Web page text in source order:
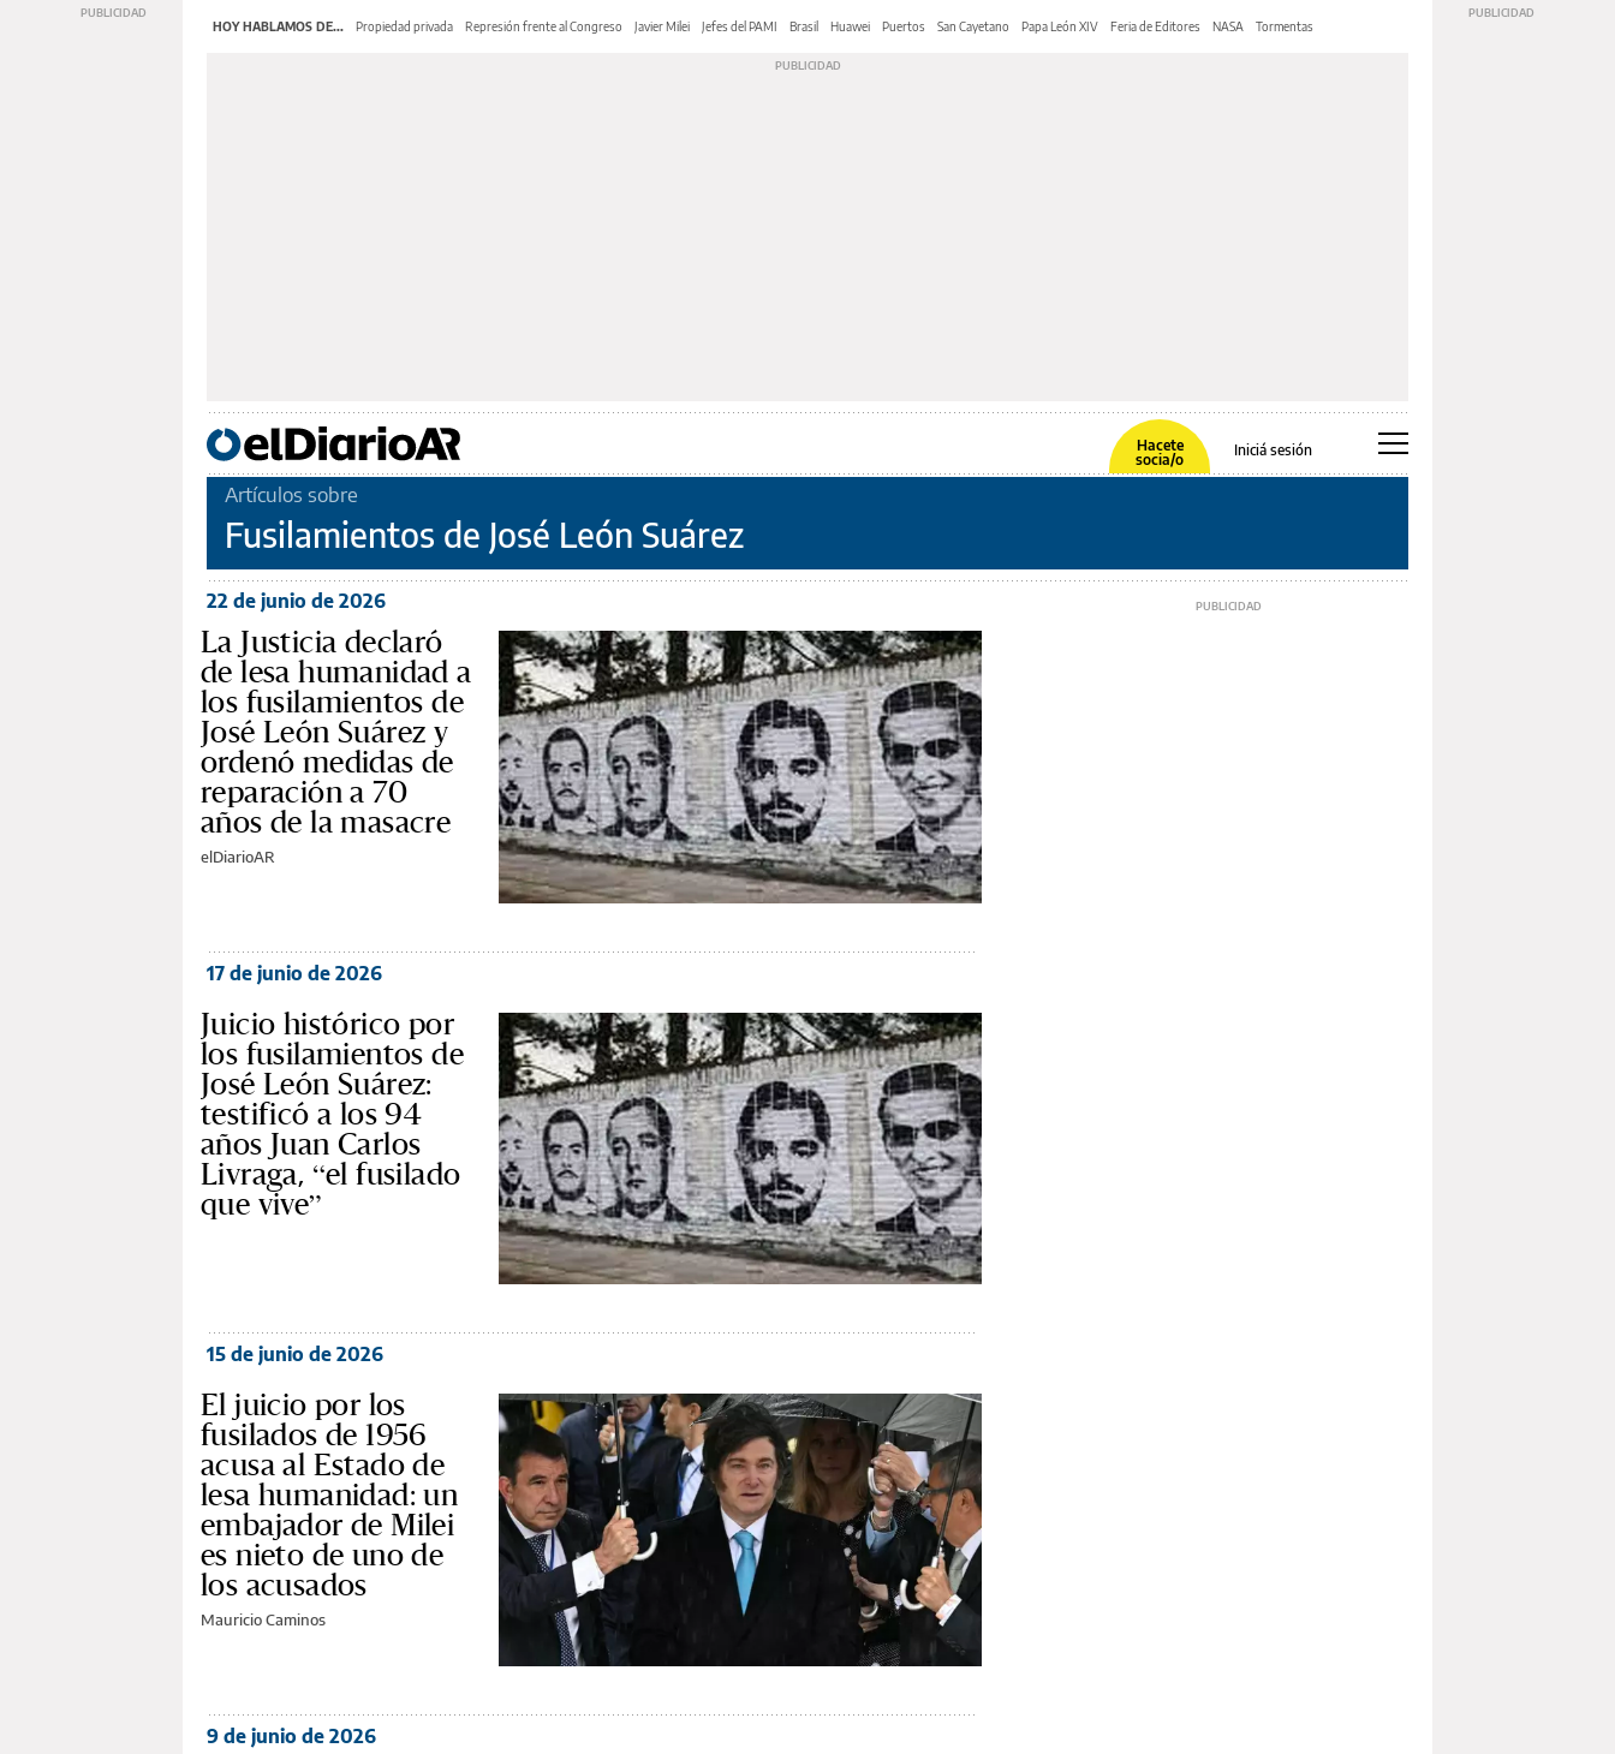
HOY HABLAMOS DE... Propiedad privada Represión frente al Congreso Javier Milei Jefes del PAMI Brasil Huawei Puertos San Cayetano Papa León XIV Feria de Editores NASA Tormentas
Hacete
socia/o
Iniciá sesión
Artículos sobre
Fusilamientos de José León Suárez
22 de junio de 2026
La Justicia declaró
de lesa humanidad a
los fusilamientos de
José León Suárez y
ordenó medidas de
reparación a 70
años de la masacre
elDiarioAR
17 de junio de 2026
Juicio histórico por
los fusilamientos de
José León Suárez:
testificó a los 94
años Juan Carlos
Livraga, “el fusilado
que vive”
15 de junio de 2026
El juicio por los
fusilados de 1956
acusa al Estado de
lesa humanidad: un
embajador de Milei
es nieto de uno de
los acusados
Mauricio Caminos
9 de junio de 2026